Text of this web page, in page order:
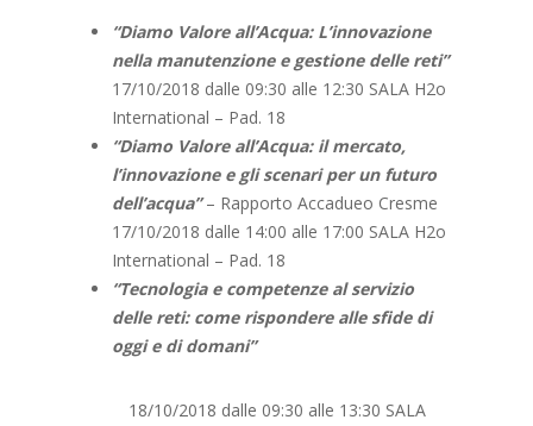
“Diamo Valore all’Acqua: L’innovazione
nella manutenzione e gestione delle reti”
17/10/2018 dalle 09:30 alle 12:30 SALA H2o
International – Pad. 18
“Diamo Valore all’Acqua: il mercato,
l’innovazione e gli scenari per un futuro
dell’acqua” – Rapporto Accadueo Cresme
17/10/2018 dalle 14:00 alle 17:00 SALA H2o
International – Pad. 18
“Tecnologia e competenze al servizio
delle reti: come rispondere alle sfide di
oggi e di domani”
18/10/2018 dalle 09:30 alle 13:30 SALA